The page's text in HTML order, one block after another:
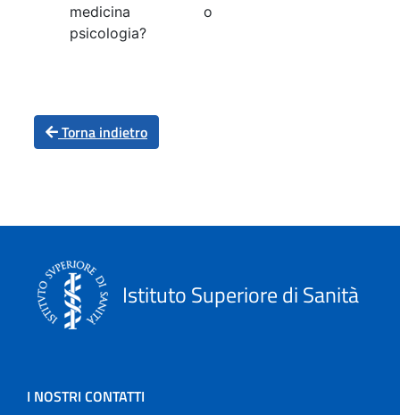
medicina o
psicologia?
Torna indietro
Istituto Superiore di Sanità
I NOSTRI CONTATTI